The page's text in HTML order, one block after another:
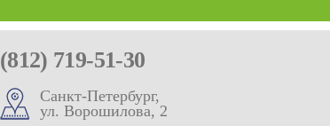
(812) 719-51-30
Санкт-Петербург,
ул. Ворошилова, 2